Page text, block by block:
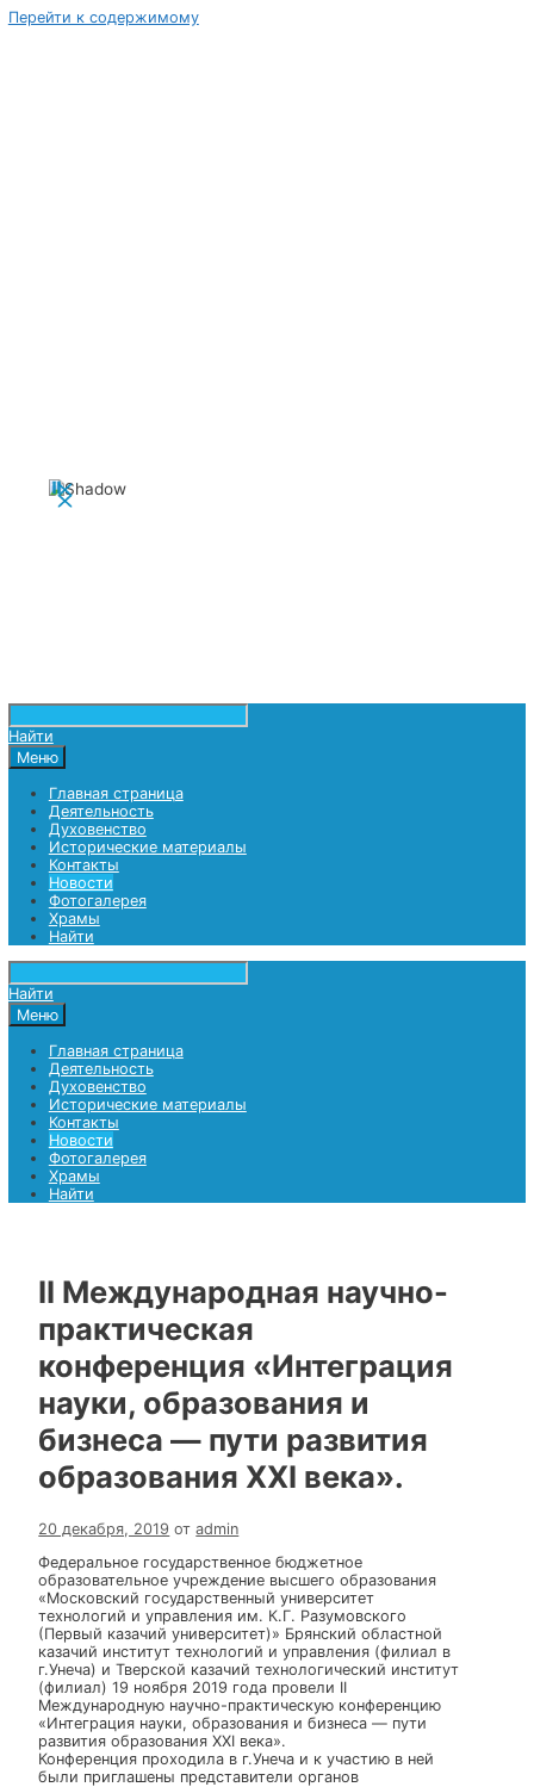
Перейти к содержимому
Найти
Меню
Главная страница
Контакты
Фотогалерея
Храмы
Найти
Найти
Меню
Духовенство
Исторические материалы
Контакты
Новости
Фотогалерея
Храмы
Найти
II Международная научно-
практическая
конференция «Интеграция
науки, образования и
бизнеса — пути развития
образования XXI века».